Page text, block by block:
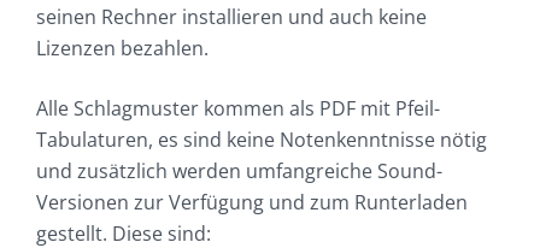
seinen Rechner installieren und auch keine
Lizenzen bezahlen.
Alle Schlagmuster kommen als PDF mit Pfeil-
Tabulaturen, es sind keine Notenkenntnisse nötig
und zusätzlich werden umfangreiche Sound-
Versionen zur Verfügung und zum Runterladen
gestellt. Diese sind: